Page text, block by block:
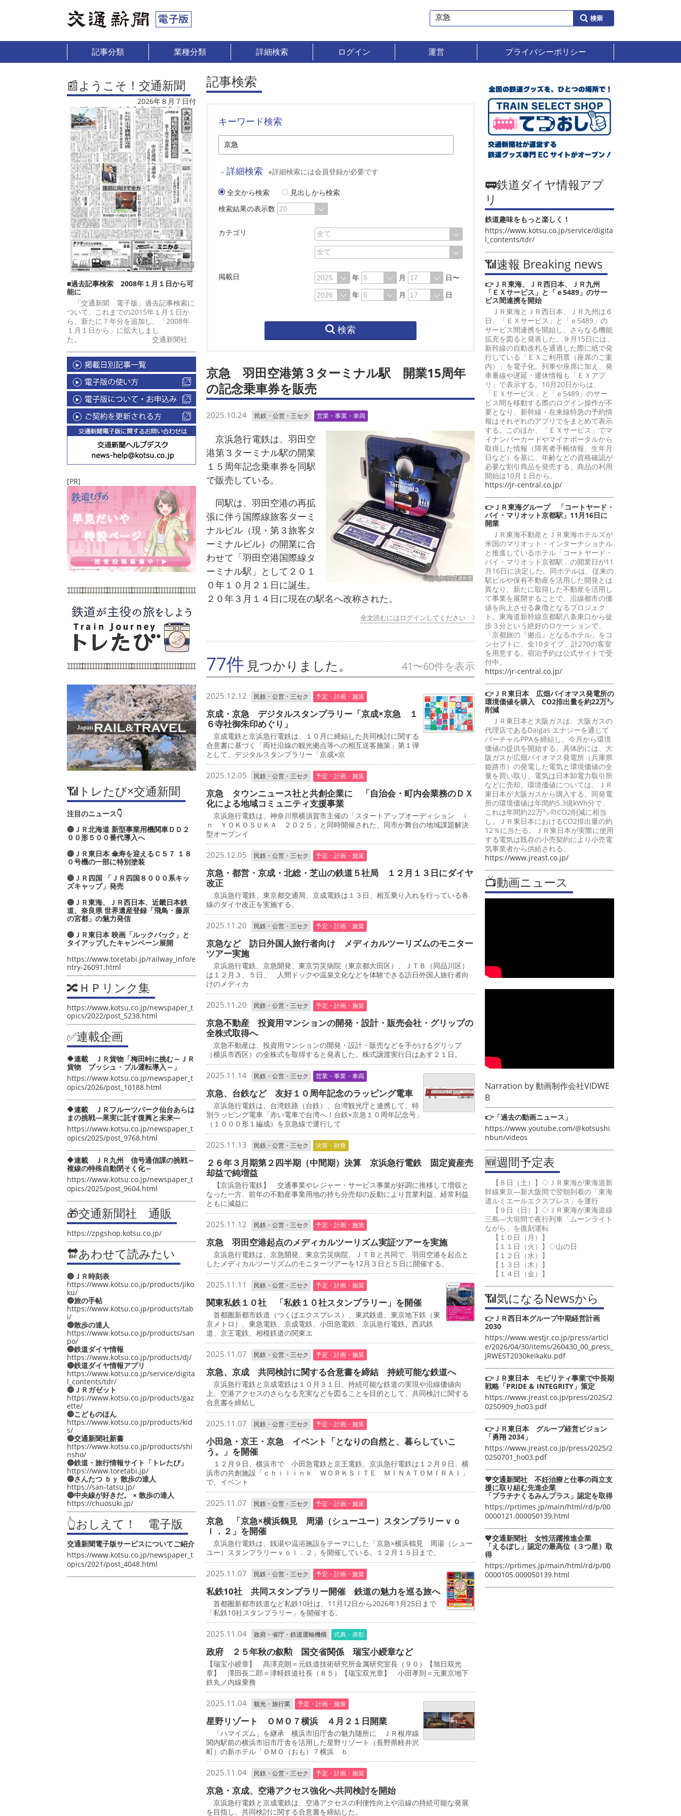
記事分類 業種分類 詳細検索 ログイン 運営 プライバシーポリシー
📰ようこそ！交通新聞
2026年８月７日付
■過去記事検索 2008年１月１日から可
能に
「交通新聞 電子版」過去記事検索に
ついて、これまでの2015年１月１日か
ら、新たに７年分を追加し、「2008年
１月１日から」に拡大しまし
た。 交通新聞社
[PR]
📶トレたび×交通新聞
注目のニュース👇
🔴ＪＲ北海道 新型事業用機関車ＤＤ２
００形５００番代導入へ
🔴ＪＲ東日本 傘寿を迎えるＣ５７ １８
０号機の一部に特別塗装
🔴ＪＲ四国 「ＪＲ四国８０００系キッ
ズキャップ」発売
🔴ＪＲ東海、ＪＲ西日本、近畿日本鉄
道、奈良県 世界遺産登録「飛鳥・藤原
の宮都」の魅力発信
🔴ＪＲ東日本 映画「ルックバック」と
タイアップしたキャンペーン展開
https://www.toretabi.jp/railway_info/e
ntry-26091.html
🔀ＨＰリンク集
https://www.kotsu.co.jp/newspaper_t
opics/2022/post_5238.html
✅連載企画
🔶連載 ＪＲ貨物「梅田峠に挑む～ＪＲ
貨物 プッシュ・プル運転導入～」
https://www.kotsu.co.jp/newspaper_t
opics/2026/post_10188.html
🔶連載 ＪＲフルーツパーク仙台あらは
まの挑戦―果実に託す復興と未来―
https://www.kotsu.co.jp/newspaper_t
opics/2025/post_9768.html
🔶連載 ＪＲ九州 信号通信課の挑戦～
複線の特殊自動閉そく化～
https://www.kotsu.co.jp/newspaper_t
opics/2025/post_9604.html
🎁交通新聞社 通販
https://zpgshop.kotsu.co.jp/
🔛あわせて読みたい
🔵ＪＲ時刻表
https://www.kotsu.co.jp/products/jiko
ku/
🔵旅の手帖
https://www.kotsu.co.jp/products/tab
i/
🔵散歩の達人
https://www.kotsu.co.jp/products/san
po/
🔵鉄道ダイヤ情報
https://www.kotsu.co.jp/products/dj/
🔵鉄道ダイヤ情報アプリ
https://www.kotsu.co.jp/service/digita
l_contents/tdr/
🔵ＪＲガゼット
https://www.kotsu.co.jp/products/gaz
ette/
🔵こどものほん
https://www.kotsu.co.jp/products/kid
s/
🔵交通新聞社新書
https://www.kotsu.co.jp/products/shi
nsho/
🔵鉄道・旅行情報サイト「トレたび」
https://www.toretabi.jp/
🔵さんたつ ｂｙ 散歩の達人
https://san-tatsu.jp/
🔵中央線が好きだ。 × 散歩の達人
https://chuosuki.jp/
👆おしえて！ 電子版
交通新聞電子版サービスについてご紹介
https://www.kotsu.co.jp/newspaper_t
opics/2021/post_4048.html
記事検索
キーワード検索
－ 詳細検索 ※詳細検索には会員登録が必要です
全文から検索
見出しから検索
検索結果の表示数
カテゴリ
掲載日 年 月
日〜
年
月 日
検索
京急 羽田空港第３ターミナル駅 開業15周年
の記念乗車券を販売
2025.10.24 民鉄・公営・三セク 営業・事業・車両
京浜急行電鉄は、羽田空
港第３ターミナル駅の開業
１５周年記念乗車券を同駅
で販売している。
同駅は、羽田空港の再拡
張に伴う国際線旅客ターミ
ナルビル（現・第３旅客タ
ーミナルビル）の開業に合
わせて「羽田空港国際線タ
ーミナル駅」として２０１
０年１０月２１日に誕生。
２０年３月１４日に現在の駅名へ改称された。
全文読むにはログインしてください
77件 見つかりました。 41〜60件を表示
2025.12.12 民鉄・公営・三セク 予定・計画・施策
京成・京急 デジタルスタンプラリー「京成×京急 １
６寺社御朱印めぐり」
京成電鉄と京浜急行電鉄は、１０月に締結した共同検討に関する
合意書に基づく「両社沿線の観光拠点等への相互送客施策」第１弾
として、デジタルスタンプラリー「京成×京
2025.12.05 民鉄・公営・三セク 予定・計画・施策
京急 タウンニュース社と共創企業に 「自治会・町内会業務のＤＸ
化による地域コミュニティ支援事業
京浜急行電鉄は、神奈川県横須賀市主催の「スタートアップオーディション ｉ
ｎ ＹＯＫＯＳＵＫＡ ２０２５」と同時開催された、同市が舞台の地域課題解決
型オープンイ
2025.12.05 民鉄・公営・三セク 予定・計画・施策
京急・都営・京成・北総・芝山の鉄道５社局 １２月１３日にダイヤ
改正
京浜急行電鉄、東京都交通局、京成電鉄は１３日、相互乗り入れを行っている各
線のダイヤ改正を実施する。
2025.11.20 民鉄・公営・三セク 予定・計画・施策
京急など 訪日外国人旅行者向け メディカルツーリズムのモニター
ツアー実施
京浜急行電鉄、京急開発、東京労災病院（東京都大田区）、ＪＴＢ（同品川区）
は１２月３、５日、 人間ドックや温泉文化などを体験できる訪日外国人旅行者向
けのメディカ
2025.11.20 民鉄・公営・三セク 予定・計画・施策
京急不動産 投資用マンションの開発・設計・販売会社・グリップの
全株式取得へ
京急不動産は、投資用マンションの開発・設計・販売などを手がけるグリップ
（横浜市西区）の全株式を取得すると発表した。株式譲渡実行日はあす２１日。
2025.11.14 民鉄・公営・三セク 営業・事業・車両
京急、台鉄など 友好１０周年記念のラッピング電車
京浜急行電鉄は、台湾鉄路（台鉄）、台湾観光庁と連携して、特
別ラッピング電車「赤い電車で台湾へ！台鉄×京急１０周年記念号」
（１０００形１編成）を京急線で運行して
2025.11.13 民鉄・公営・三セク 決算・財務
２６年３月期第２四半期（中間期）決算 京浜急行電鉄 固定資産売
却益で純増益
【京浜急行電鉄】 交通事業やレジャー・サービス事業が好調に推移して増収と
なった一方、前年の不動産事業用地の持ち分売却の反動により営業利益、経常利益
ともに減益に
2025.11.12 民鉄・公営・三セク 予定・計画・施策
京急 羽田空港起点のメディカルツーリズム実証ツアーを実施
京浜急行電鉄は、京急開発、東京労災病院、ＪＴＢと共同で、羽田空港を起点と
したメディカルツーリズムのモニターツアーを12月３日と５日に開催する。
2025.11.11 民鉄・公営・三セク 予定・計画・施策
関東私鉄１０社 「私鉄１０社スタンプラリー」を開催
首都圏新都市鉄道（つくばエクスプレス）、東武鉄道、東京地下鉄（東
京メトロ）、東急電鉄、京成電鉄、小田急電鉄、京浜急行電鉄、西武鉄
道、京王電鉄、相模鉄道の関東エ
2025.11.07 民鉄・公営・三セク 予定・計画・施策
京急、京成 共同検討に関する合意書を締結 持続可能な鉄道へ
京浜急行電鉄と京成電鉄は１０月３１日、持続可能な鉄道の実現や沿線価値向
上、空港アクセスのさらなる充実などを図ることを目的として、共同検討に関する
合意書を締結し
2025.11.07 民鉄・公営・三セク 予定・計画・施策
小田急・京王・京急 イベント「となりの自然と、暮らしていこ
う。」を開催
１２月９日、横浜市で 小田急電鉄と京王電鉄、京浜急行電鉄は１２月９日、横
浜市の共創施設「ｃｈｉｌｉｎｋ ＷＯＲＫＳＩＴＥ ＭＩＮＡＴＯＭＩＲＡＩ」
で、イベント
2025.11.07 民鉄・公営・三セク 予定・計画・施策
京急 「京急×横浜鶴見 周湯（シューユー）スタンプラリーｖｏ
ｌ．２」を開催
京浜急行電鉄は、銭湯や温浴施設をテーマにした「京急×横浜鶴見 周湯（シュー
ユー）スタンプラリーｖｏｌ．２」を開催している。１２月１５日まで。
2025.11.07 民鉄・公営・三セク 予定・計画・施策
私鉄10社 共同スタンプラリー開催 鉄道の魅力を巡る旅へ
首都圏新都市鉄道など私鉄10社は、11月12日から2026年1月25日まで
「私鉄10社スタンプラリー」を開催する。
2025.11.04 政府・省庁・鉄道運輸機構 式典・表彰
政府 ２５年秋の叙勲 国交省関係 瑞宝小綬章など
【瑞宝小綬章】 髙澤克朗＝元鉄道技術研究所金属研究室長（９０）【旭日双光
章】 澤田長二郎＝津軽鉄道社長（８５）【瑞宝双光章】 小田孝則＝元東京地下
鉄丸ノ内線乗務
2025.11.04 観光・旅行業 予定・計画・施策
星野リゾート ＯＭＯ７横浜 ４月２１日開業
「ハマイズム」を継承 横浜市旧庁舎の魅力随所に ＪＲ根岸線
関内駅前の横浜市旧市庁舎を活用した星野リゾート（長野県軽井沢
町）の新ホテル「ＯＭＯ（おも）７横浜 ｂ
2025.11.04 民鉄・公営・三セク 予定・計画・施策
京急・京成、空港アクセス強化へ共同検討を開始
京浜急行電鉄と京成電鉄は、空港アクセスの利便性向上や沿線の持続可能な発展
を目指し、共同検討に関する合意書を締結した。
🚃鉄道ダイヤ情報アプ
リ
鉄道趣味をもっと楽しく！
https://www.kotsu.co.jp/service/digita
l_contents/tdr/
📶速報 Breaking news
👉ＪＲ東海、ＪＲ西日本、ＪＲ九州
「ＥＸサービス」と「ｅ5489」のサー
ビス間連携を開始
ＪＲ東海とＪＲ西日本、ＪＲ九州は６
日、「ＥＸサービス」と「ｅ5489」の
サービス間連携を開始し、さらなる機能
拡充を図ると発表した。９月15日には、
新幹線の自動改札を通過した際に紙で発
行している「ＥＸご利用票（座席のご案
内）」を電子化。列車や座席に加え、発
車番線や遅延・運休情報も「ＥＸアプ
リ」で表示する。10月20日からは、
「ＥＸサービス」と「ｅ5489」のサー
ビス間を移動する際のログイン操作が不
要となり、新幹線・在来線特急の予約情
報はそれぞれのアプリでをまとめて表示
する。このほか、「ＥＸサービス」でマ
イナンバーカードやマイナポータルから
取得した情報（障害者手帳情報、生年月
日など）を基に、年齢などの資格確認が
必要な割引商品を発売する。商品の利用
開始は10月１日から。
https://jr-central.co.jp/
👉ＪＲ東海グループ 「コートヤード・
バイ・マリオット京都駅」11月16日に
開業
ＪＲ東海不動産とＪＲ東海ホテルズが
米国のマリオット・インターナショナル
と推進しているホテル「コートヤード・
バイ・マリオット京都駅」の開業日が11
月16日に決定した。同ホテルは、従来の
駅ビルや保有不動産を活用した開発とは
異なり、新たに取得した不動産を活用し
て事業を展開することで、沿線都市の価
値を向上させる象徴となるプロジェク
ト。東海道新幹線京都駅八条東口から徒
歩３分という絶好のロケーションで、
「京都旅の『拠点』となるホテル」をコ
ンセプトに、全10タイプ、計270の客室
を用意する。宿泊予約は公式サイトで受
付中。
https://jr-central.co.jp/
👉ＪＲ東日本 広畑バイオマス発電所の
環境価値を購入 CO2排出量を約22万㌧
削減
ＪＲ東日本と大阪ガスは、大阪ガスの
代理店であるDaigas エナジーを通じて
バーチャルPPAを締結し、今月から環境
価値の提供を開始する。具体的には、大
阪ガスが広畑バイオマス発電所（兵庫県
姫路市）の発電した電気と環境価値の全
量を買い取り、電気は日本卸電力取引所
などに売却。環境価値については、ＪＲ
東日本が大阪ガスから購入する。同発電
所の環境価値は年間約5.3億kWh分で、
これは年間約22万㌧のCO2削減に相当
し、ＪＲ東日本におけるCO2排出量の約
12％に当たる。ＪＲ東日本が実際に使用
する電気は既存の小売契約により小売電
気事業者から供給される。
https://www.jreast.co.jp/
📺動画ニュース
Narration by動画制作会社VIDWE
B
👉「過去の動画ニュース」
https://www.youtube.com/@kotsushi
nbun/videos
🆕週間予定表
【８日（土）】◇ＪＲ東海が東海道新
幹線東京―新大阪間で翌朝到着の「東海
道ルミエールエクスプレス」を運行
【９日（日）】◇ＪＲ東海が東海道線
三島―大垣間で夜行列車「ムーンライト
ながら」を復刻運転
【１０日（月）】
【１１日（火）】◇山の日
【１２日（水）】
【１３日（木）】
【１４日（金）】
📶気になるNewsから
👉ＪＲ西日本グループ中期経営計画
2030
https://www.westjr.co.jp/press/articl
e/2026/04/30/items/260430_00_press_
JRWEST2030keikaku.pdf
👉ＪＲ東日本 モビリティ事業で中長期
戦略「PRIDE & INTEGRITY」策定
https://www.jreast.co.jp/press/2025/2
0250909_ho03.pdf
👉ＪＲ東日本 グループ経営ビジョン
「勇翔 2034」
https://www.jreast.co.jp/press/2025/2
0250701_ho03.pdf
💖交通新聞社 不妊治療と仕事の両立支
援に取り組む先進企業
「プラチナくるみんプラス」認定を取得
https://prtimes.jp/main/html/rd/p/00
0000121.000050139.html
💖交通新聞社 女性活躍推進企業
「えるぼし」認定の最高位（３つ星）取
得
https://prtimes.jp/main/html/rd/p/00
0000105.000050139.html